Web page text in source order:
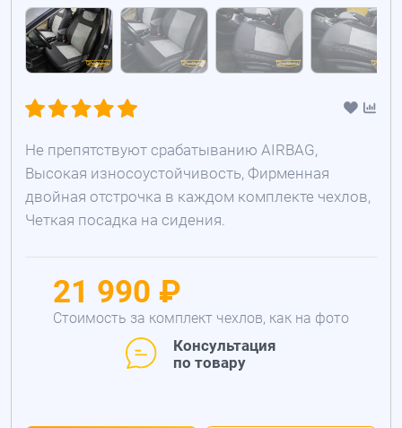
Не препятствуют срабатыванию AIRBAG,
Высокая износоустойчивость, Фирменная
двойная отстрочка в каждом комплекте чехлов,
Четкая посадка на сидения.
21 990 ₽
Стоимость за комплект чехлов, как на фото
Консультация
по товару